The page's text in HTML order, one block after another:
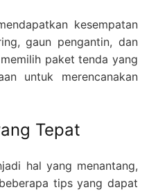
kesempatan
gaun pengantin, dan
paket tenda yang
untuk merencanakan
Tepat
hal yang menantang,
tips yang dapat